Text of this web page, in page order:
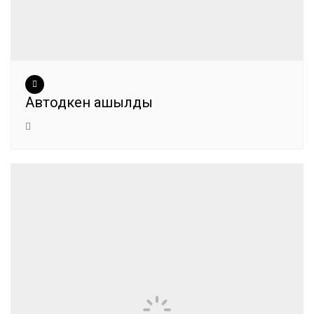
Автодүкен ашылды